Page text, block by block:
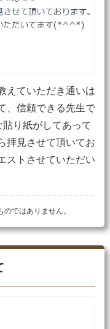
えていただき通いは
、信頼できる先生で
り紙がしてあって
拝見させて頂いてお
ストさせていただい
ではありません。